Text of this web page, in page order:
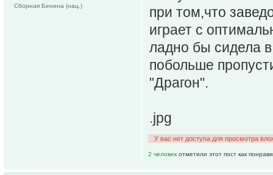
при том,что
играет с
ладно бы сидела
побольше
"Драгон".
.jpg
У вас нет доступа для просмотра
2 человекотметили этот пост как
Сборная Бенина (нац.)